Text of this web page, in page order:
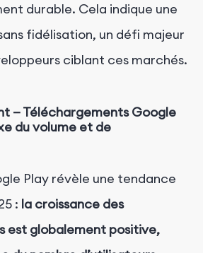
durable. Cela indique une
fidélisation, un défi majeur
ciblant ces marchés.
— Téléchargements Google
du volume et de
Play révèle une tendance
: la croissance des
est globalement positive,